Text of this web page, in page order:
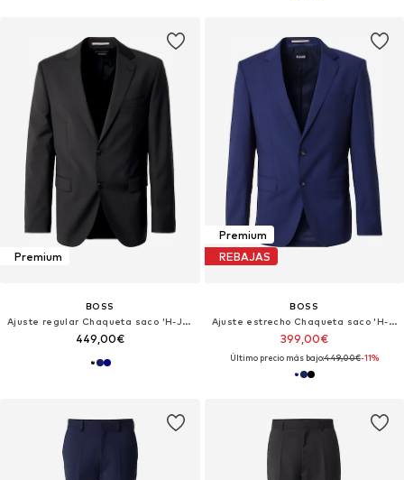
Premium
BOSS
Ajuste regular Chaqueta saco 'H-Jeckson'
449,00€
Premium
REBAJAS
BOSS
Ajuste estrecho Chaqueta saco 'H-Huge'
399,00€
Último precio más bajo:449,00€-11%